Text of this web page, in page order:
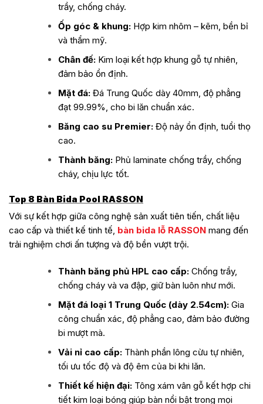
trầy, chống cháy.
Ốp góc & khung: Hợp kim nhôm – kẽm, bền bỉ
và thẩm mỹ.
Chân đế: Kim loại kết hợp khung gỗ tự nhiên,
đảm bảo ổn định.
Mặt đá: Đá Trung Quốc dày 40mm, độ phẳng
đạt 99.99%, cho bi lăn chuẩn xác.
Băng cao su Premier: Độ nảy ổn định, tuổi thọ
cao.
Thành băng: Phủ laminate chống trầy, chống
cháy, chịu lực tốt.
Top 8 Bàn Bida Pool RASSON
Với sự kết hợp giữa công nghệ sản xuất tiên tiến, chất liệu
cao cấp và thiết kế tinh tế, bàn bida lỗ RASSON mang đến
trải nghiệm chơi ấn tượng và độ bền vượt trội.
Thành băng phủ HPL cao cấp: Chống trầy,
chống cháy và va đập, giữ bàn luôn như mới.
Mặt đá loại 1 Trung Quốc (dày 2.54cm): Gia
công chuẩn xác, độ phẳng cao, đảm bảo đường
bi mượt mà.
Vải nỉ cao cấp: Thành phần lông cừu tự nhiên,
tối ưu tốc độ và độ êm của bi khi lăn.
Thiết kế hiện đại: Tông xám vân gỗ kết hợp chi
tiết kim loại bóng giúp bàn nổi bật trong mọi